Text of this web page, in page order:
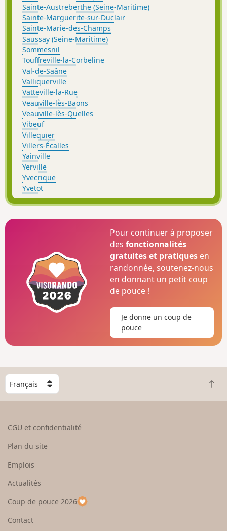
Sainte-Austreberthe (Seine-Maritime)
Sainte-Marguerite-sur-Duclair
Sainte-Marie-des-Champs
Saussay (Seine-Maritime)
Sommesnil
Touffreville-la-Corbeline
Val-de-Saâne
Valliquerville
Vatteville-la-Rue
Veauville-lès-Baons
Veauville-lès-Quelles
Vibeuf
Villequier
Villers-Écalles
Yainville
Yerville
Yvecrique
Yvetot
Pour continuer à proposer
desfonctionnalités
gratuites et pratiques en
randonnée, soutenez-nous
en donnant un petit coup
de pouce !
Je donne un coup de
pouce
C
h
o
e
u
p
a
R
e
CGU et confidentialité
Plan du site
Emplois
Actualités
Coup de pouce 2026
Contact